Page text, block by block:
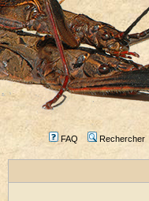
FAQ Rechercher